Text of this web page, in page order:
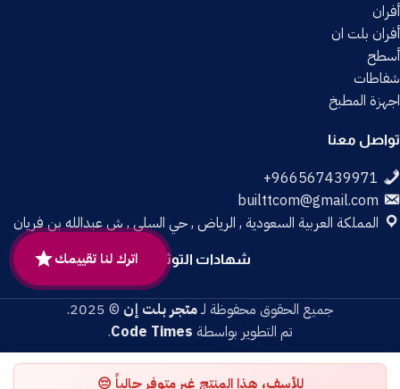
أفران
أفران بلت ان
أسطح
شفاطات
اجهزة المطبخ
تواصل معنا
builttcom@gmail.com
المملكة العربية السعودية , الرياض , حي السلي , ش عبدالله بن فريان
شهادات التوثيق
جميع الحقوق محفوظة لـمتجر بلت إن © 2025.
تم التطوير بواسطة Code Times
.
للأسف، هذا المنتج غير متوفر حالياً 😔
اترك لنا تقييمك